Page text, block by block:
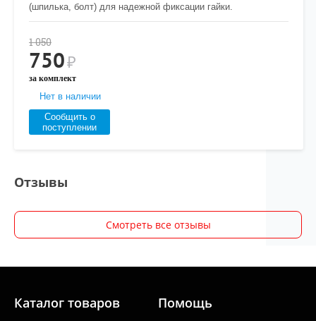
(шпилька, болт) для надежной фиксации гайки.
1 050
750₽
за комплект
Нет в наличии
Сообщить о
поступлении
Отзывы
Смотреть все отзывы
Каталог товаров Помощь